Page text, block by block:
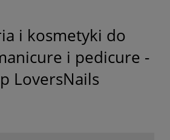
i kosmetyki do
i pedicure -
LoversNails